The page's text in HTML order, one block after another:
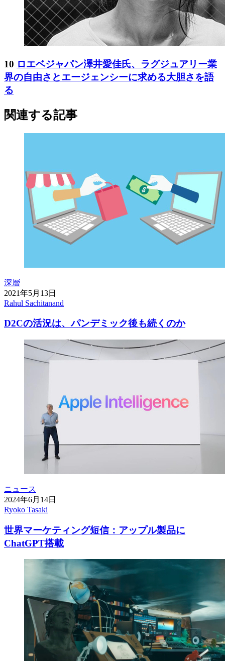
10 ロエベジャパン澤井愛佳氏、ラグジュアリー業
界の自由さとエージェンシーに求める大胆さを語
る
関連する記事
深層
2021年5月13日
Rahul Sachitanand
D2Cの活況は、パンデミック後も続くのか
ニュース
2024年6月14日
Ryoko Tasaki
世界マーケティング短信：アップル製品に
ChatGPT搭載